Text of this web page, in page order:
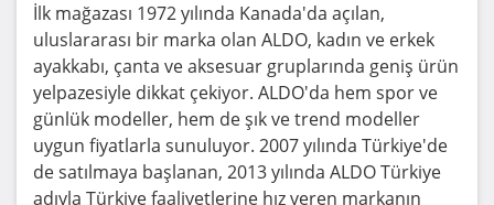
İlk mağazası 1972 yılında Kanada'da açılan,
uluslararası bir marka olan ALDO, kadın ve erkek
ayakkabı, çanta ve aksesuar gruplarında geniş ürün
yelpazesiyle dikkat çekiyor. ALDO'da hem spor ve
günlük modeller, hem de şık ve trend modeller
uygun fiyatlarla sunuluyor. 2007 yılında Türkiye'de
de satılmaya başlanan, 2013 yılında ALDO Türkiye
adıyla Türkiye faaliyetlerine hız veren markanın